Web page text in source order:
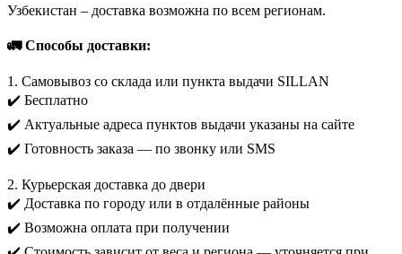
Узбекистан – доставка возможна по всем регионам.
🚛 Способы доставки:
1. Самовывоз со склада или пункта выдачи SILLAN
✔️ Бесплатно
✔️ Актуальные адреса пунктов выдачи указаны на сайте
✔️ Готовность заказа — по звонку или SMS
2. Курьерская доставка до двери
✔️ Доставка по городу или в отдалённые районы
✔️ Возможна оплата при получении